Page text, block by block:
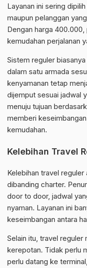
Layanan ini sering
maupun pelanggan
Dengan harga
kemudahan perjalanan
Sistem reguler
dalam satu armada
kenyamanan tetap
dijemput sesuai jadwal
menuju tujuan
memberi
kemudahan.
Kelebihan Travel
Kelebihan travel
dibanding charter.
door to door, jadwal
nyaman. Layanan ini
keseimbangan antara
Selain itu, travel reguler
kerepotan. Tidak perlu
perlu datang ke